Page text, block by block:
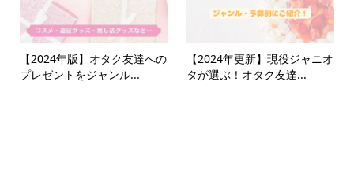
【2024年版】オタク友達への
プレゼントをジャンル...
【2024年更新】現役ジャニオ
タが選ぶ！オタク友達...